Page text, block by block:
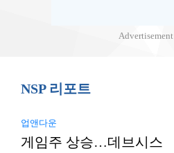
Advertisement
NSP 리포트
업앤다운
게임주 상승…데브시스